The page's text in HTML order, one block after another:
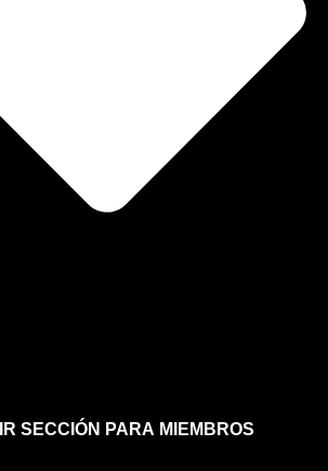
SECCIÓN PARA MIEMBROS